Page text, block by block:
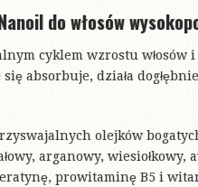
do włosów
cyklem wzrostu włosów
absorbuje, działa
olejków
arganowy, wiesiołkowy,
prowitaminę B5 i